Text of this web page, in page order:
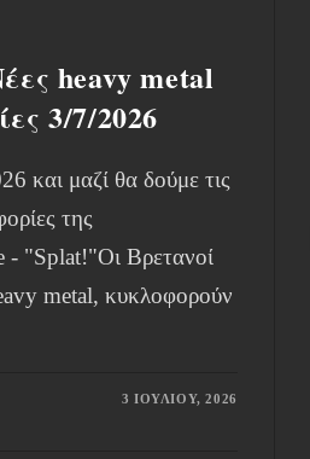
heavy metal
3/7/2026
και μαζί θα δούμε τις
της
- "Splat!"Οι Βρετανοί
metal, κυκλοφορούν
3 ΙΟΥΛΊΟΥ, 2026